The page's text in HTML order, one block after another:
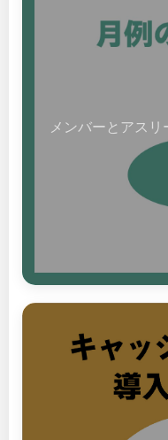
メンバーとアス